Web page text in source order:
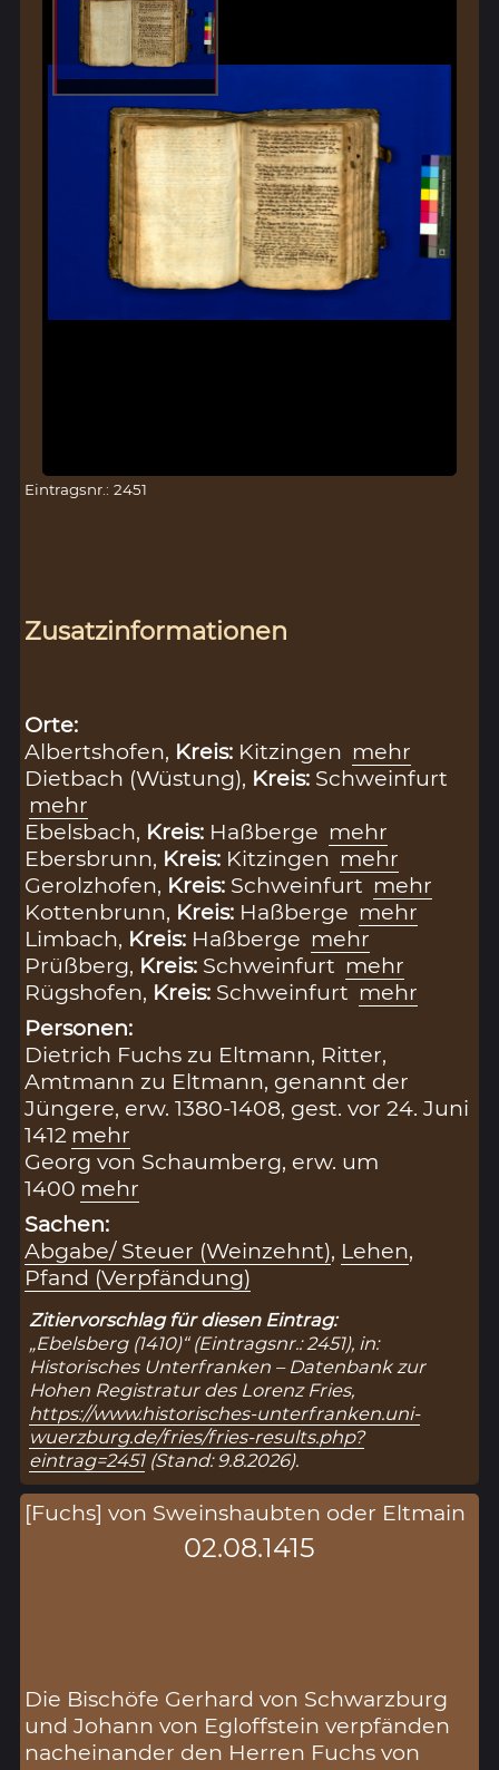
Eintragsnr.: 2451
Zusatzinformationen
Orte:
Albertshofen, Kreis: Kitzingen mehr
Dietbach (Wüstung), Kreis: Schweinfurt
mehr
Ebelsbach, Kreis: Haßberge mehr
Ebersbrunn, Kreis: Kitzingen mehr
Gerolzhofen, Kreis: Schweinfurt mehr
Kottenbrunn, Kreis: Haßberge mehr
Limbach, Kreis: Haßberge mehr
Prüßberg, Kreis: Schweinfurt mehr
Rügshofen, Kreis: Schweinfurt mehr
Personen:
Dietrich Fuchs zu Eltmann, Ritter,
Amtmann zu Eltmann, genannt der
Jüngere, erw. 1380-1408, gest. vor 24. Juni
1412 mehr
Georg von Schaumberg, erw. um
1400 mehr
Sachen:
Abgabe/ Steuer (Weinzehnt), Lehen,
Pfand (Verpfändung)
Zitiervorschlag für diesen Eintrag:
„Ebelsberg (1410)“ (Eintragsnr.: 2451), in:
Historisches Unterfranken – Datenbank zur
Hohen Registratur des Lorenz Fries,
https://www.historisches-unterfranken.uni-
wuerzburg.de/fries/fries-results.php?
eintrag=2451(Stand: 9.8.2026).
[Fuchs] von Sweinshaubten oder Eltmain
02.08.1415
Die Bischöfe Gerhard von Schwarzburg
und Johann von Egloffstein verpfänden
nacheinander den Herren Fuchs von